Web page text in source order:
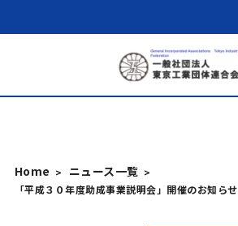
Home ニュース一覧
「平成３０年度助成事業説明会」開催のお知らせ